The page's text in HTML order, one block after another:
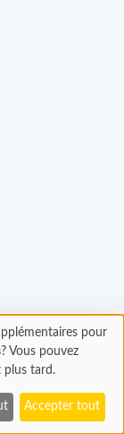
pour
? Vous pouvez
plus tard.
Accepter tout